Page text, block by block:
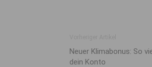
Neuer Klimabonus: So
dein Konto